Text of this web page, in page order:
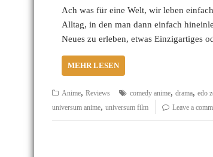
Ach was für eine Welt, wir leben
Alltag, in den man dann einfach
Neues zu erleben, etwas Einzigartiges
MEHR LESEN
Anime, Reviews comedy anime, drama, edo
universum anime, universum film Leave a